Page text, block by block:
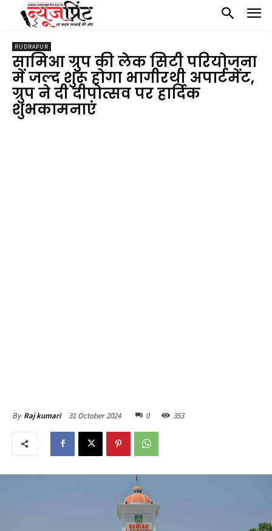
RUDRAPUR
सामिआ ग्रुप की लेक सिटी परियोजना
में जल्द शुरू होगा भागीरथी अपार्टमेंट,
ग्रुप ने दी दीपोत्सव पर हार्दिक
शुभकामनाएं
By Raj kumari 31 October 2024 0 353